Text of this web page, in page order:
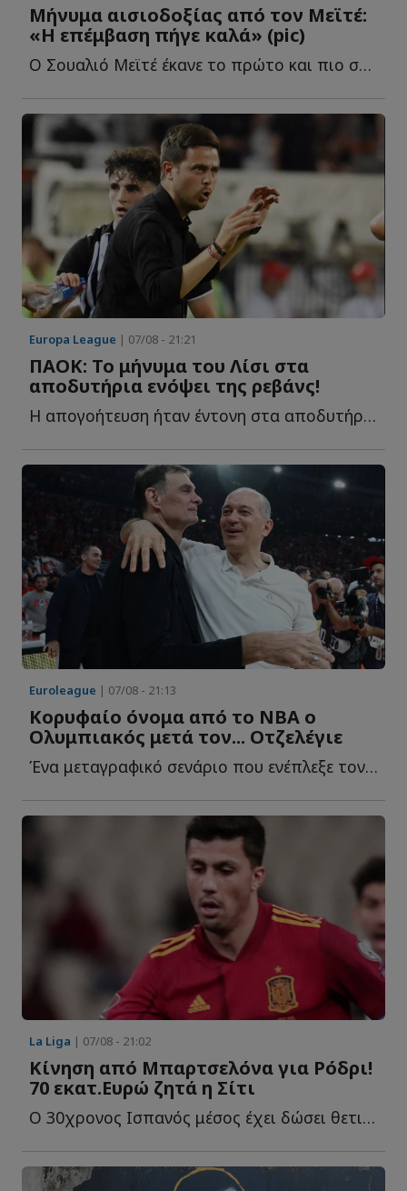
Μήνυμα αισιοδοξίας από τον Μεϊτέ:
«Η επέμβαση πήγε καλά» (pic)
Ο Σουαλιό Μεϊτέ έκανε το πρώτο και πιο σημαντικό βήμα σ...
Europa League | 07/08 - 21:21
ΠΑΟΚ: Το μήνυμα του Λίσι στα
αποδυτήρια ενόψει της ρεβάνς!
Η απογοήτευση ήταν έντονη στα αποδυτήρια του ΠΑΟΚ μετά τ...
Euroleague | 07/08 - 21:13
Κορυφαίο όνομα από το NBA ο
Ολυμπιακός μετά τον... Οτζελέγιε
Ένα μεταγραφικό σενάριο που ενέπλεξε τον Ολυμπιακό κ...
La Liga | 07/08 - 21:02
Κίνηση από Μπαρτσελόνα για Ρόδρι!
70 εκατ.Ευρώ ζητά η Σίτι
Ο 30χρονος Ισπανός μέσος έχει δώσει θετικό μήνυμα στους Κ...